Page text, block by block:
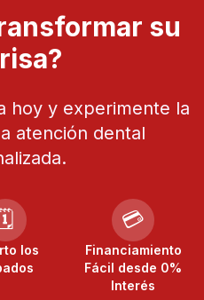
su
hoy y experimente la
atención dental
🗓️
los
💳
Financiamiento
Fácil desde 0%
Interés